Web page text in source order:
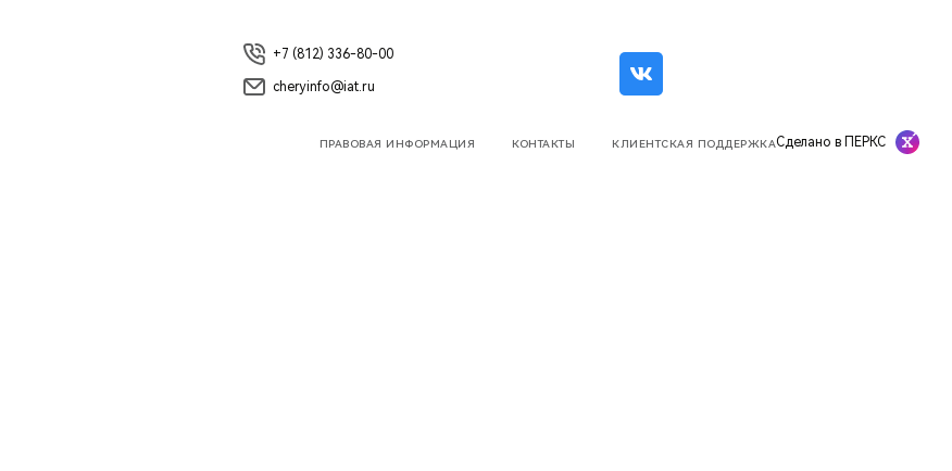
+7 (812) 336-80-00
cheryinfo@iat.ru
ПРАВОВАЯ ИНФОРМАЦИЯ КОНТАКТЫ КЛИЕНТСКАЯ ПОДДЕРЖКАСделано в ПЕРКС